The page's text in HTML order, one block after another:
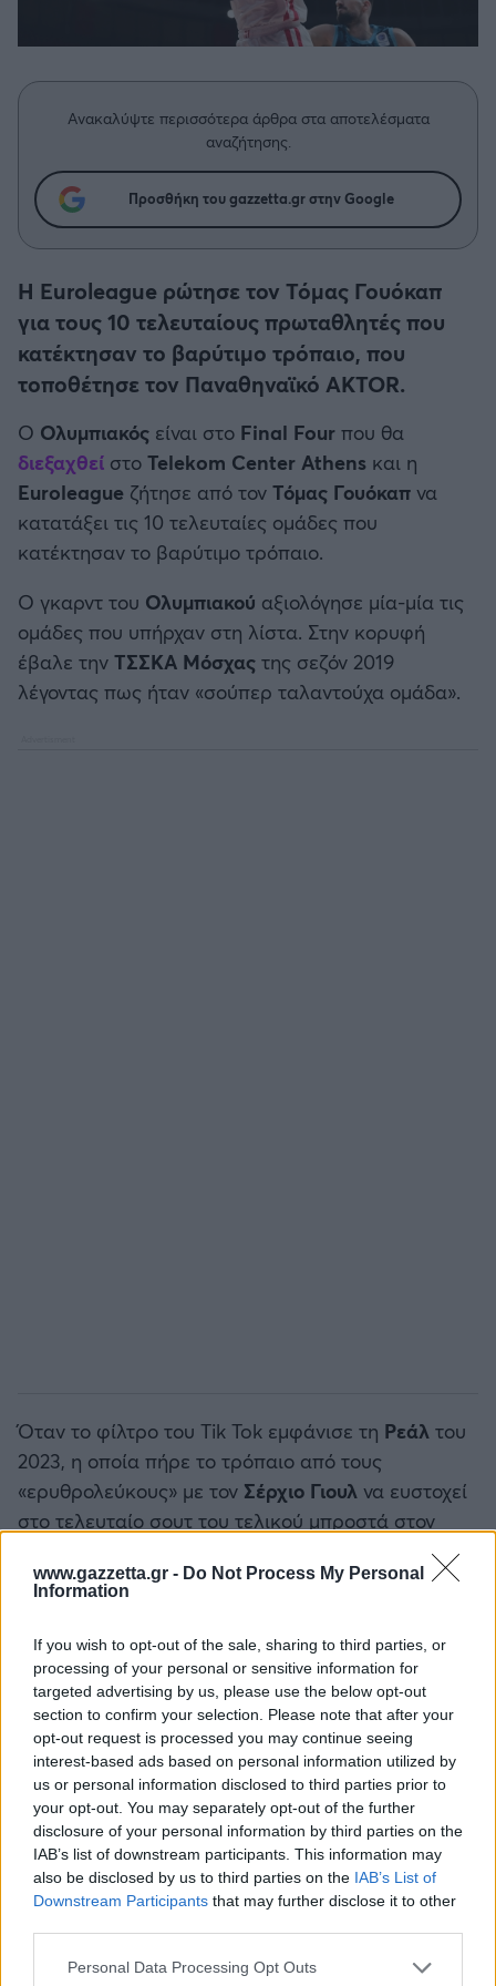
www.gazzetta.gr - Do Not Process My Personal
Information
If you wish to opt-out of the sale, sharing to third parties, or
processing of your personal or sensitive information for
targeted advertising by us, please use the below opt-out
section to confirm your selection. Please note that after your
opt-out request is processed you may continue seeing
interest-based ads based on personal information utilized by
us or personal information disclosed to third parties prior to
your opt-out. You may separately opt-out of the further
disclosure of your personal information by third parties on the
IAB’s list of downstream participants. This information may
also be disclosed by us to third parties on the IAB’s List of
Downstream Participants that may further disclose it to other
Please note that this website/app uses one or more Google
Personal Data Processing Opt Outs
Δημήτρης Τσορμπατζόγλου
Κηφισιά
Αστέρας Τρίπολης
Παναιτωλικός
Καλαμάτα
Ηρακλής
Μπαρτσελόνα
Ρεάλ Μαδρίτης
Μεγάλη μου Αγάπη
Μια Ιστορία από την Πόλη
Ανακαλύψτε περισσότερα άρθρα στα αποτελέσματα
αναζήτησης.
Προσθήκη του gazzetta.gr στην Google
Η Euroleague ρώτησε τον Τόμας Γουόκαπ
για τους 10 τελευταίους πρωταθλητές που
κατέκτησαν το βαρύτιμο τρόπαιο, που
τοποθέτησε τον Παναθηναϊκό AKTOR.
Ο Ολυμπιακός είναι στο Final Four που θα
διεξαχθεί στο Telekom Center Athens και η
Euroleague ζήτησε από τον Τόμας Γουόκαπ να
κατατάξει τις 10 τελευταίες ομάδες που
κατέκτησαν το βαρύτιμο τρόπαιο.
Ο γκαρντ του Ολυμπιακού αξιολόγησε μία-μία τις
ομάδες που υπήρχαν στη λίστα. Στην κορυφή
έβαλε την ΤΣΣΚΑ Μόσχας της σεζόν 2019
λέγοντας πως ήταν «σούπερ ταλαντούχα ομάδα».
Όταν το φίλτρο του Tik Tok εμφάνισε τη Ρεάλ του
2023, η οποία πήρε το τρόπαιο από τους
«ερυθρολεύκους» με τον Σέρχιο Γιουλ να ευστοχεί
στο τελευταίο σουτ του τελικού μπροστά στον
«Αυτό είναι σκληρό. Αυτό είναι ένα σκληρό
«βασίλισσα» του ευρωπαϊκού μπάσκετ στη θέση 9.
Όταν έφτασε στονΠαναθηναϊκό AKTORτης σεζόν
2023-2024, δεν σκέφτηκε ιδιαίτερα: «Αυτό είναι
δύσκολο, θα πρέπει να πάει στο 10» και έβαλε την
ομάδα τουΈργκιν Άταμανστην τελευταία θέση.